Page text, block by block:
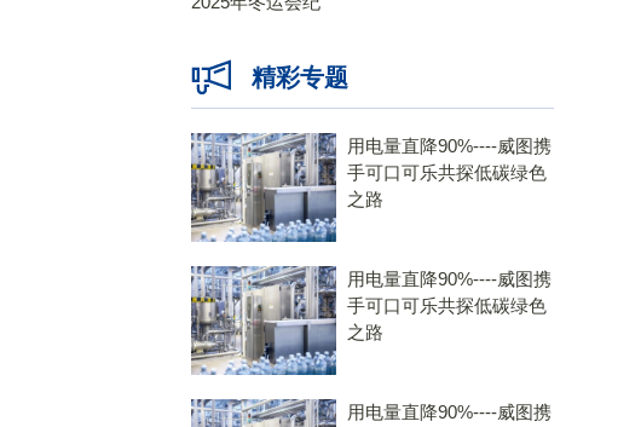
精彩专题
用电量直降90%----威图携
手可口可乐共探低碳绿色
之路
用电量直降90%----威图携
手可口可乐共探低碳绿色
之路
用电量直降90%----威图携